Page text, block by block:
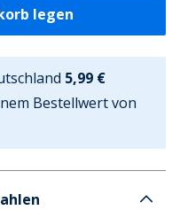
legen
5,99 €
Bestellwert von